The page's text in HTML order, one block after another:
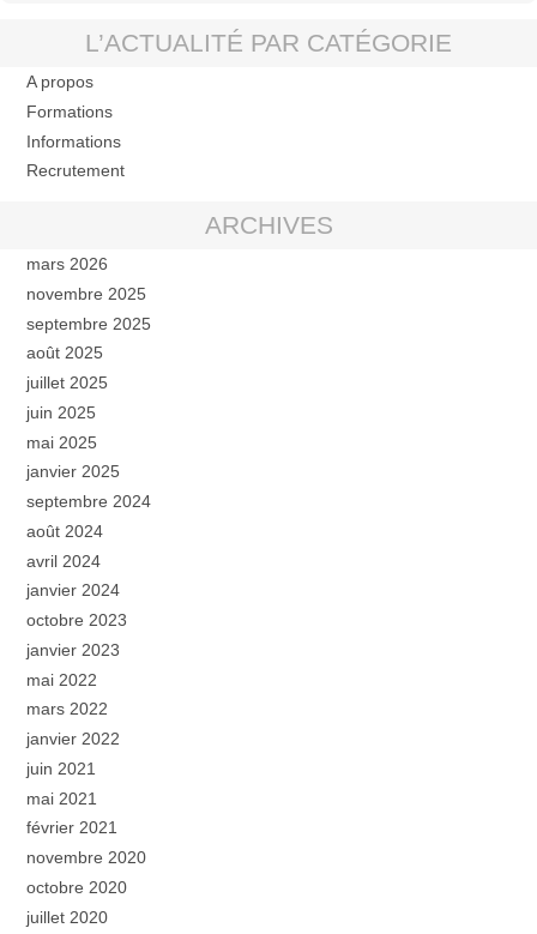
L’ACTUALITÉ PAR CATÉGORIE
A propos
Formations
Informations
Recrutement
ARCHIVES
mars 2026
novembre 2025
septembre 2025
août 2025
juillet 2025
juin 2025
mai 2025
janvier 2025
septembre 2024
août 2024
avril 2024
janvier 2024
octobre 2023
janvier 2023
mai 2022
mars 2022
janvier 2022
juin 2021
mai 2021
février 2021
novembre 2020
octobre 2020
juillet 2020